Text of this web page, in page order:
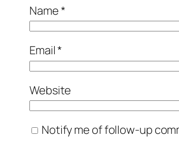
Name*
Email*
Website
Notify me of follow-up